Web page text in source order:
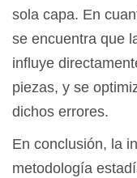
sola capa. En
se encuentra que
influye
piezas, y se
dichos errores.
En conclusión, la
metodología